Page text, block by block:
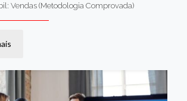
Vendas (Metodologia Comprovada)